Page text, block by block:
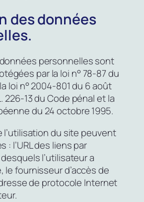
des données
personnelles sont
par la loi n° 78-87 du
loi n° 2004-801 du 6 août
226-13 du Code pénal et la
du 24 octobre 1995.
l’utilisation du site peuvent
: l’URL des liens par
l’utilisateur a
le fournisseur d’accès de
de protocole Internet